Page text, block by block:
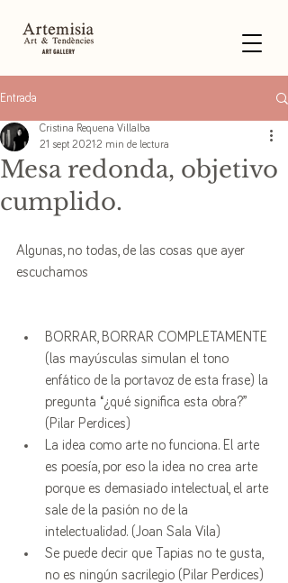
Entrada
Mesa redonda, objetivo
cumplido.
Cristina Requena Villalba
21 sept 2021 2 min de lectura
Algunas, no todas, de las cosas que ayer
escuchamos
BORRAR, BORRAR COMPLETAMENTE
(las mayúsculas simulan el tono
enfático de la portavoz de esta frase) la
pregunta “¿qué significa esta obra?”
(Pilar Perdices)
La idea como arte no funciona. El arte
es poesía, por eso la idea no crea arte
porque es demasiado intelectual, el arte
sale de la pasión no de la
intelectualidad. (Joan Sala Vila)
Se puede decir que Tapias no te gusta,
no es ningún sacrilegio (Pilar Perdices)